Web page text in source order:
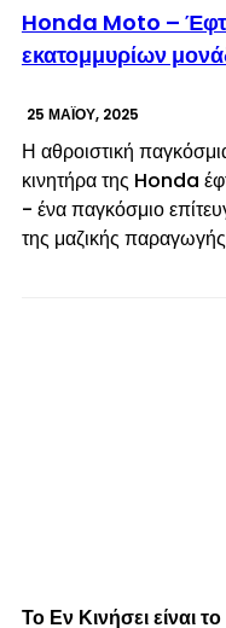
Honda Moto –
εκατομμυρίων
25 ΜΑΪ́ΟΥ, 2025
Η αθροιστική
κινητήρα της Honda
- ένα παγκόσμιο
της μαζικής
Το Εν Κινήσει είναι